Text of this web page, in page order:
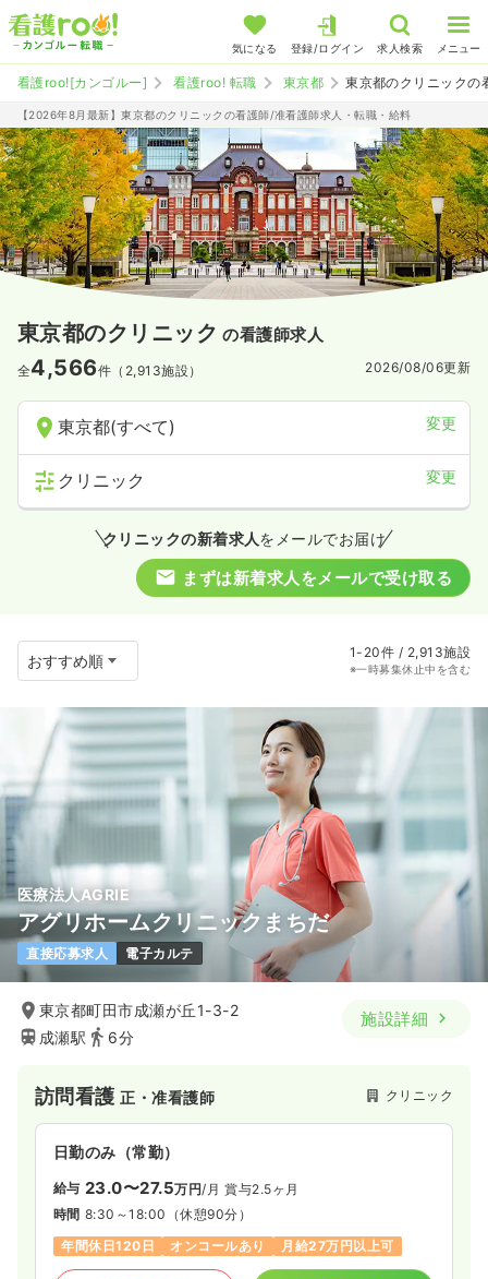
気になる 登録/ログイン 求人検索 メニュー
看護roo![カンゴルー] 看護roo! 転職 東京都 東京都のクリニックの
【2026年8月最新】東京都のクリニックの看護師/准看護師求人・転職・給料
東京都のクリニック の看護師求人
全4,566件（2,913施設） 2026/08/06更新
東京都(すべて) 変更
クリニック 変更
クリニックの新着求人をメールでお届け
まずは新着求人をメールで受け取る
1-20件 / 2,913施設
※一時募集休止中を含む
医療法人AGRIE
アグリホームクリニックまちだ
直接応募求人 電子カルテ
東京都町田市成瀬が丘1-3-2
成瀬駅
6分
施設詳細
訪問看護正・准看護師 クリニック
日勤のみ（常勤）
給与 23.0〜27.5万円/月 賞与2.5ヶ月
時間 8:30～18:00 （休憩90分）
年間休日120日
オンコールあり 月給27万円以上可